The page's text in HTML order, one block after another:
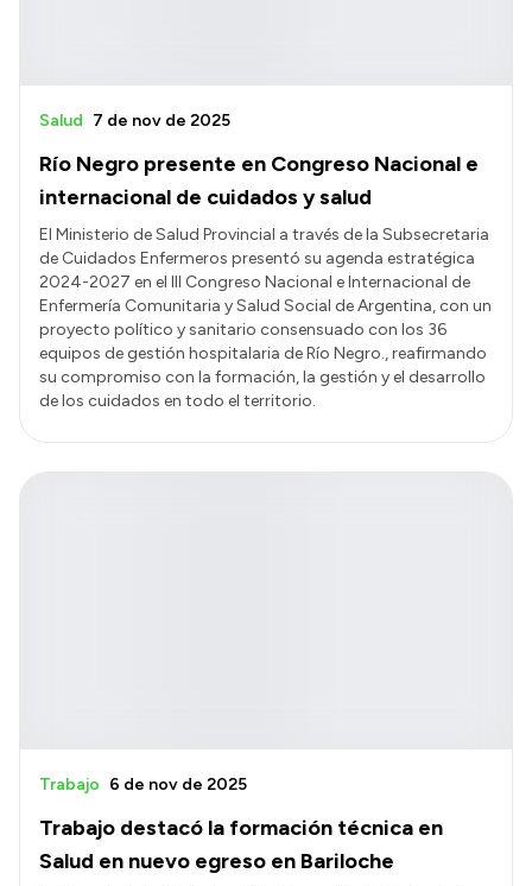
Río Negro presente en Congreso Nacional e
internacional de cuidados y salud
Salud 7 de nov de 2025
El Ministerio de Salud Provincial a través de la Subsecretaria
de Cuidados Enfermeros presentó su agenda estratégica
2024-2027 en el III Congreso Nacional e Internacional de
Enfermería Comunitaria y Salud Social de Argentina, con un
proyecto político y sanitario consensuado con los 36
equipos de gestión hospitalaria de Río Negro., reafirmando
su compromiso con la formación, la gestión y el desarrollo
de los cuidados en todo el territorio.
Trabajo destacó la formación técnica en
Salud en nuevo egreso en Bariloche
Trabajo 6 de nov de 2025